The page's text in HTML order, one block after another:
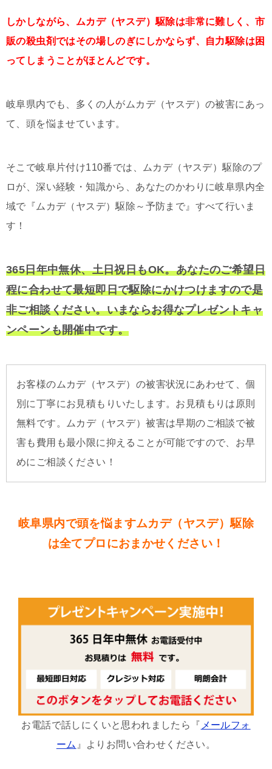
しかしながら、ムカデ（ヤスデ）駆除は非常に難しく、市
販の殺虫剤ではその場しのぎにしかならず、自力駆除は困
ってしまうことがほとんどです。
岐阜県内でも、多くの人がムカデ（ヤスデ）の被害にあっ
て、頭を悩ませています。
そこで岐阜片付け110番では、ムカデ（ヤスデ）駆除のプ
ロが、深い経験・知識から、あなたのかわりに岐阜県内全
域で『ムカデ（ヤスデ）駆除～予防まで』すべて行いま
す！
365日年中無休、土日祝日もOK。あなたのご希望日
程に合わせて最短即日で駆除にかけつけますので是
非ご相談ください。いまならお得なプレゼントキャ
ンペーンも開催中です。
お客様のムカデ（ヤスデ）の被害状況にあわせて、個
別に丁寧にお見積もりいたします。お見積もりは原則
無料です。ムカデ（ヤスデ）被害は早期のご相談で被
害も費用も最小限に抑えることが可能ですので、お早
めにご相談ください！
岐阜県内で頭を悩ますムカデ（ヤスデ）駆除
は全てプロにおまかせください！
お電話で話しにくいと思われましたら『 メールフォ
ーム 』よりお問い合わせください。